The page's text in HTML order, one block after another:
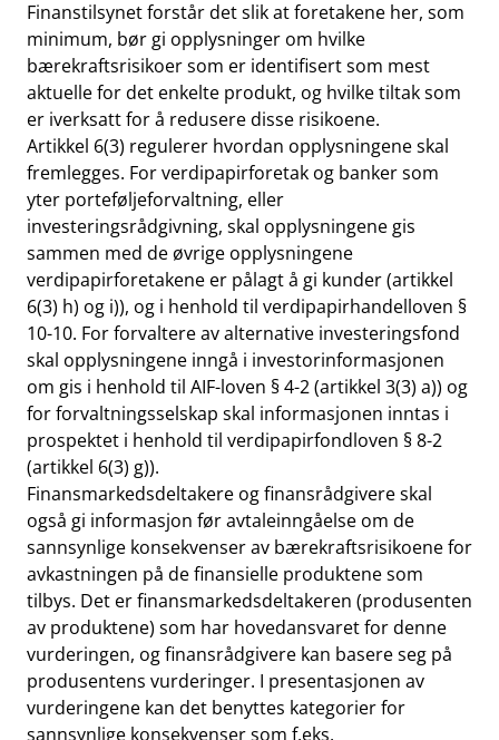
Finanstilsynet forstår det slik at foretakene her, som
minimum, bør gi opplysninger om hvilke
bærekraftsrisikoer som er identifisert som mest
aktuelle for det enkelte produkt, og hvilke tiltak som
er iverksatt for å redusere disse risikoene.
Artikkel 6(3) regulerer hvordan opplysningene skal
fremlegges. For verdipapirforetak og banker som
yter porteføljeforvaltning, eller
investeringsrådgivning, skal opplysningene gis
sammen med de øvrige opplysningene
verdipapirforetakene er pålagt å gi kunder (artikkel
6(3) h) og i)), og i henhold til verdipapirhandelloven §
10-10. For forvaltere av alternative investeringsfond
skal opplysningene inngå i investorinformasjonen
om gis i henhold til AIF-loven § 4-2 (artikkel 3(3) a)) og
for forvaltningsselskap skal informasjonen inntas i
prospektet i henhold til verdipapirfondloven § 8-2
(artikkel 6(3) g)).
Finansmarkedsdeltakere og finansrådgivere skal
også gi informasjon før avtaleinngåelse om de
sannsynlige konsekvenser av bærekraftsrisikoene for
avkastningen på de finansielle produktene som
tilbys. Det er finansmarkedsdeltakeren (produsenten
av produktene) som har hovedansvaret for denne
vurderingen, og finansrådgivere kan basere seg på
produsentens vurderinger. I presentasjonen av
vurderingene kan det benyttes kategorier for
sannsynlige konsekvenser som f.eks.